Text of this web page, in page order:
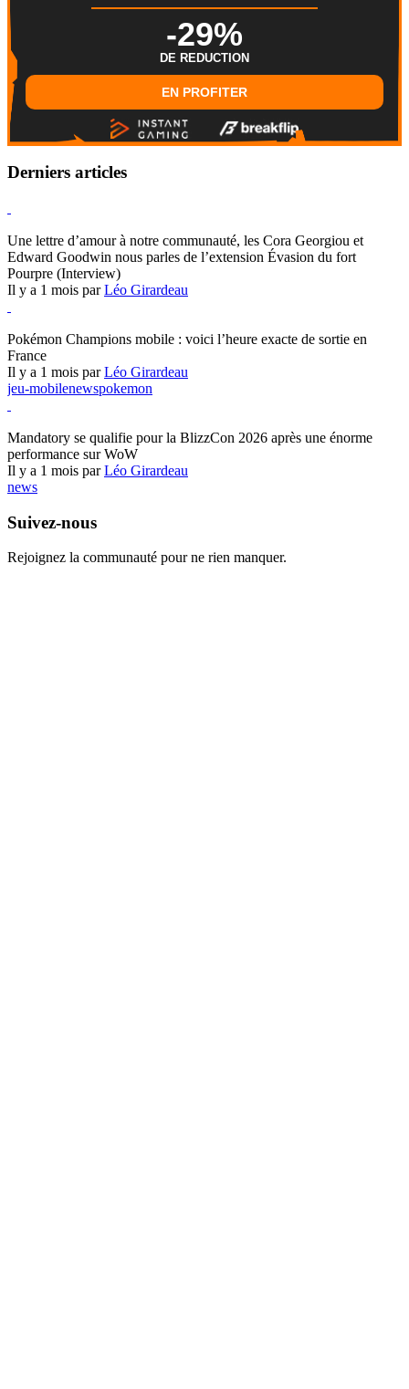
-29%
DE REDUCTION
EN PROFITER
Derniers articles
Une lettre d’amour à notre communauté, les Cora Georgiou et
Edward Goodwin nous parles de l’extension Évasion du fort
Pourpre (Interview)
Il y a 1 mois parLéo Girardeau
Pokémon Champions mobile : voici l’heure exacte de sortie en
France
Il y a 1 mois parLéo Girardeau
jeu-mobilenewspokemon
Mandatory se qualifie pour la BlizzCon 2026 après une énorme
performance sur WoW
Il y a 1 mois parLéo Girardeau
news
Suivez-nous
Rejoignez la communauté pour ne rien manquer.